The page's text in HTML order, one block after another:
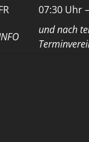
07:30 Uhr
und nach